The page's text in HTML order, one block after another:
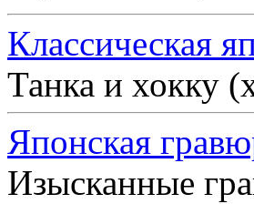
Классическая
Танка и хокку
Японская
Изысканные